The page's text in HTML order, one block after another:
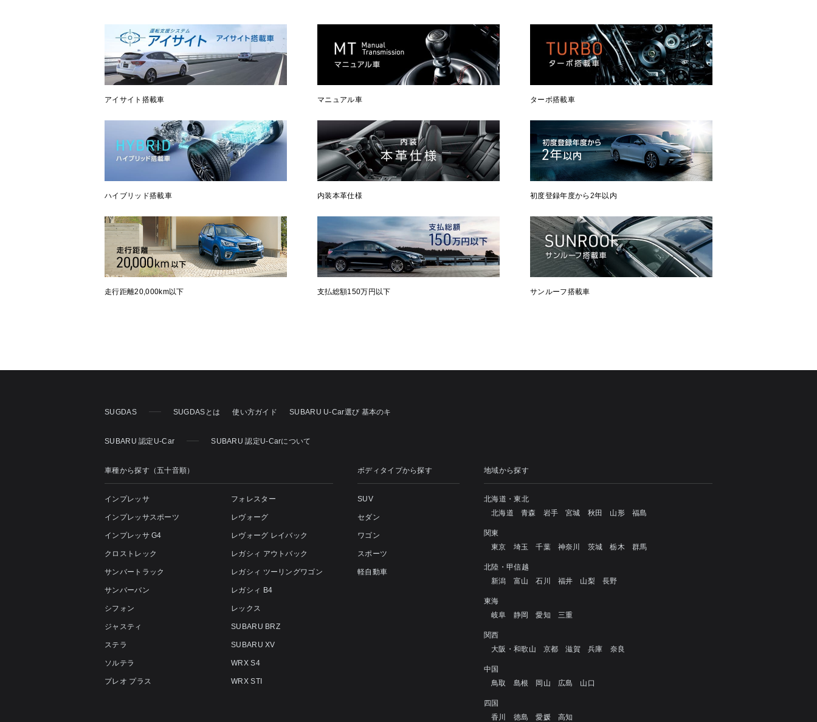
アイサイト搭載車 マニュアル車 ターボ搭載車
ハイブリッド搭載車 内装本革仕様 初度登録年度から2年以内
走行距離20,000km以下 支払総額150万円以下 サンルーフ搭載車
SUGDAS SUGDASとは 使い方ガイド SUBARU U-Car選び 基本のキ
SUBARU 認定U-Car SUBARU 認定U-Carについて
車種から探す（五十音順）
インプレッサ
インプレッサスポーツ
インプレッサ G4
クロストレック
サンバートラック
サンバーバン
シフォン
ジャスティ
ステラ
ソルテラ
プレオ プラス
フォレスター
レヴォーグ
レヴォーグ レイバック
レガシィ アウトバック
レガシィ ツーリングワゴン
レガシィ B4
レックス
SUBARU BRZ
SUBARU XV
WRX S4
WRX STI
ボディタイプから探す
SUV
セダン
ワゴン
スポーツ
軽自動車
地域から探す
北海道・東北
北海道
青森 岩手 宮城 秋田 山形 福島
関東
東京
埼玉 千葉 神奈川 茨城 栃木 群馬
北陸・甲信越
新潟
富山 石川 福井 山梨 長野
東海
岐阜
静岡 愛知 三重
関西
大阪・和歌山
京都 滋賀 兵庫 奈良
中国
鳥取
島根 岡山 広島 山口
四国
香川
徳島 愛媛 高知